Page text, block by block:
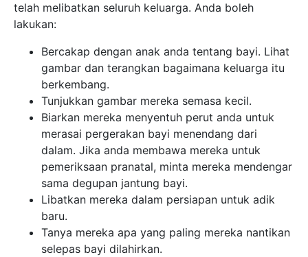
telah melibatkan seluruh keluarga. Anda boleh
lakukan:
Bercakap dengan anak anda tentang bayi. Lihat
gambar dan terangkan bagaimana keluarga itu
berkembang.
Tunjukkan gambar mereka semasa kecil.
Biarkan mereka menyentuh perut anda untuk
merasai pergerakan bayi menendang dari
dalam. Jika anda membawa mereka untuk
pemeriksaan pranatal, minta mereka mendengar
sama degupan jantung bayi.
Libatkan mereka dalam persiapan untuk adik
baru.
Tanya mereka apa yang paling mereka nantikan
selepas bayi dilahirkan.